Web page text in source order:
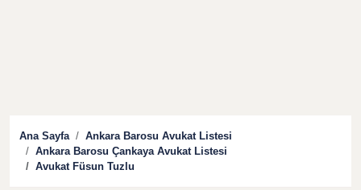
Ana Sayfa
Ankara Barosu Avukat Listesi
Ankara Barosu Çankaya Avukat Listesi
Avukat Füsun Tuzlu